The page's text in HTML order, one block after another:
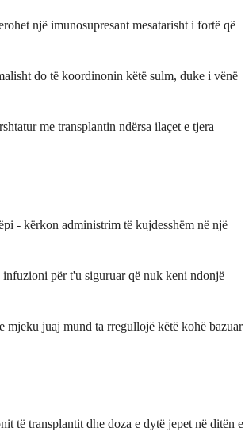
një imunosupresant mesatarisht i fortë që
do të koordinonin këtë sulm, duke i vënë
me transplantin ndërsa ilaçet e tjera
- kërkon administrim të kujdesshëm në një
për t'u siguruar që nuk keni ndonjë
mjeku juaj mund ta rregullojë këtë kohë bazuar
të transplantit dhe doza e dytë jepet në ditën e